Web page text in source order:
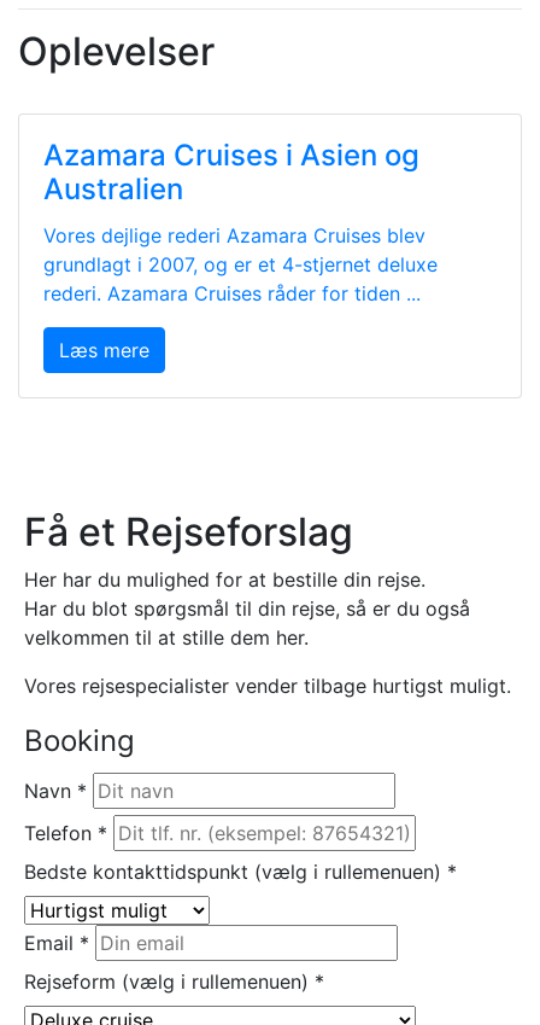
Oplevelser
Azamara Cruises i Asien og
Australien
Vores dejlige rederi Azamara Cruises blev
grundlagt i 2007, og er et 4-stjernet deluxe
rederi. Azamara Cruises råder for tiden ...
Læs mere
Få et Rejseforslag
Her har du mulighed for at bestille din rejse.
Har du blot spørgsmål til din rejse, så er du også
velkommen til at stille dem her.
Vores rejsespecialister vender tilbage hurtigst muligt.
Booking
Navn *
Telefon *
Bedste kontakttidspunkt (vælg i rullemenuen) *
Email *
Rejseform (vælg i rullemenuen) *